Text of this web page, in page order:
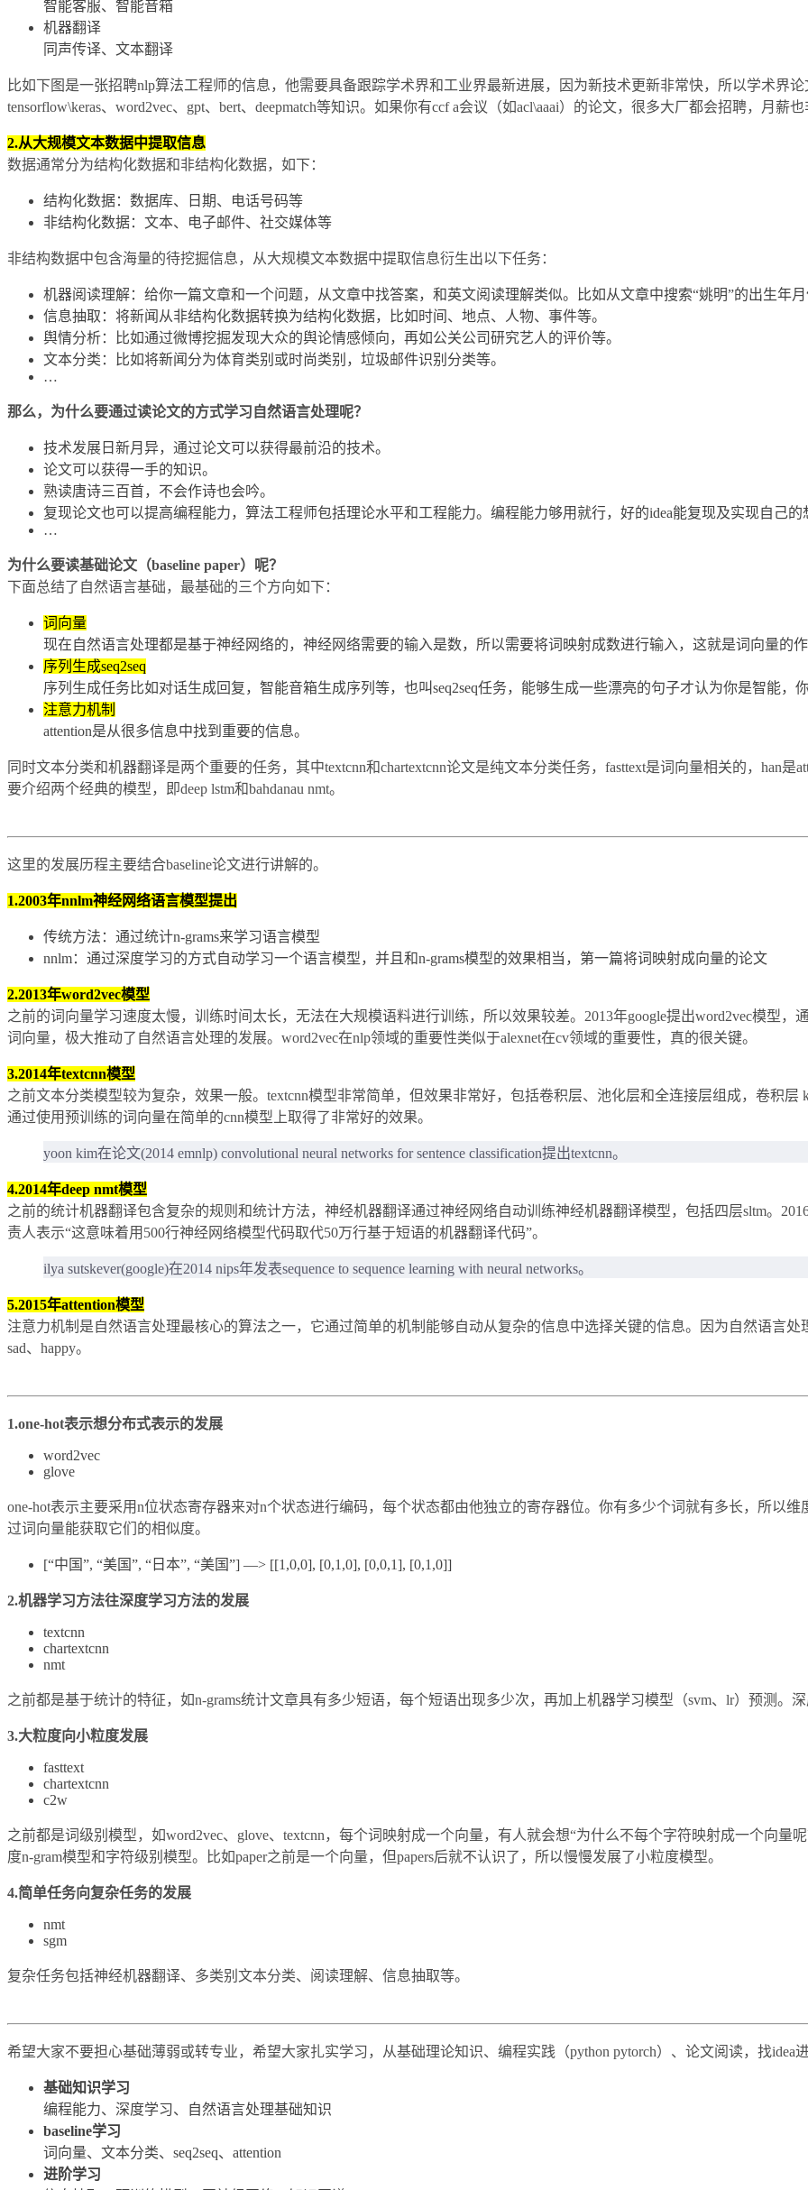
智能客服、智能音箱
机器翻译
同声传译、文本翻译
比如下图是一张招聘nlp算法工程师的信息，他需要具备跟踪学术界和工业界最新进展，因为新技术更新非常快，所以学术界论
tensorflow\keras、word2vec、gpt、bert、deepmatch等知识。如果你有ccf a会议（如acl\aaai）的论文，很多大厂都会招聘，月薪也
2.从大规模文本数据中提取信息
数据通常分为结构化数据和非结构化数据，如下：
结构化数据：数据库、日期、电话号码等
非结构化数据：文本、电子邮件、社交媒体等
非结构数据中包含海量的待挖掘信息，从大规模文本数据中提取信息衍生出以下任务：
机器阅读理解：给你一篇文章和一个问题，从文章中找答案，和英文阅读理解类似。比如从文章中搜索“姚明”的出生年月
信息抽取：将新闻从非结构化数据转换为结构化数据，比如时间、地点、人物、事件等。
舆情分析：比如通过微博挖掘发现大众的舆论情感倾向，再如公关公司研究艺人的评价等。
文本分类：比如将新闻分为体育类别或时尚类别，垃圾邮件识别分类等。
…
那么，为什么要通过读论文的方式学习自然语言处理呢？
技术发展日新月异，通过论文可以获得最前沿的技术。
论文可以获得一手的知识。
熟读唐诗三百首，不会作诗也会吟。
复现论文也可以提高编程能力，算法工程师包括理论水平和工程能力。编程能力够用就行，好的idea能复现及实现自己的
…
为什么要读基础论文（baseline paper）呢？
下面总结了自然语言基础，最基础的三个方向如下：
词向量
现在自然语言处理都是基于神经网络的，神经网络需要的输入是数，所以需要将词映射成数进行输入，这就是词向量的
序列生成seq2seq
序列生成任务比如对话生成回复，智能音箱生成序列等，也叫seq2seq任务，能够生成一些漂亮的句子才认为你是智能，
注意力机制
attention是从很多信息中找到重要的信息。
同时文本分类和机器翻译是两个重要的任务，其中textcnn和chartextcnn论文是纯文本分类任务，fasttext是词向量相关的，han
要介绍两个经典的模型，即deep lstm和bahdanau nmt。
这里的发展历程主要结合baseline论文进行讲解的。
1.2003年nnlm神经网络语言模型提出
传统方法：通过统计n-grams来学习语言模型
nnlm：通过深度学习的方式自动学习一个语言模型，并且和n-grams模型的效果相当，第一篇将词映射成向量的论文
2.2013年word2vec模型
之前的词向量学习速度太慢，训练时间太长，无法在大规模语料进行训练，所以效果较差。2013年google提出word2vec模型
词向量，极大推动了自然语言处理的发展。word2vec在nlp领域的重要性类似于alexnet在cv领域的重要性，真的很关键。
3.2014年textcnn模型
之前文本分类模型较为复杂，效果一般。textcnn模型非常简单，但效果非常好，包括卷积层、池化层和全连接层组成，卷积层
通过使用预训练的词向量在简单的cnn模型上取得了非常好的效果。
yoon kim在论文(2014 emnlp) convolutional neural networks for sentence classification提出textcnn。
4.2014年deep nmt模型
之前的统计机器翻译包含复杂的规则和统计方法，神经机器翻译通过神经网络自动训练神经机器翻译模型，包括四层sltm。
责人表示“这意味着用500行神经网络模型代码取代50万行基于短语的机器翻译代码”。
ilya sutskever(google)在2014 nips年发表sequence to sequence learning with neural networks。
5.2015年attention模型
注意力机制是自然语言处理最核心的算法之一，它通过简单的机制能够自动从复杂的信息中选择关键的信息。因为自然语言
sad、happy。
1.one-hot表示想分布式表示的发展
word2vec
glove
one-hot表示主要采用n位状态寄存器来对n个状态进行编码，每个状态都由他独立的寄存器位。你有多少个词就有多长，所以
过词向量能获取它们的相似度。
[“中国”, “美国”, “日本”, “美国”] —> [[1,0,0], [0,1,0], [0,0,1], [0,1,0]]
2.机器学习方法往深度学习方法的发展
textcnn
chartextcnn
nmt
之前都是基于统计的特征，如n-grams统计文章具有多少短语，每个短语出现多少次，再加上机器学习模型（svm、lr）预测。
3.大粒度向小粒度发展
fasttext
chartextcnn
c2w
之前都是词级别模型，如word2vec、glove、textcnn，每个词映射成一个向量，有人就会想“为什么不每个字符映射成一个向量
度n-gram模型和字符级别模型。比如paper之前是一个向量，但papers后就不认识了，所以慢慢发展了小粒度模型。
4.简单任务向复杂任务的发展
nmt
sgm
复杂任务包括神经机器翻译、多类别文本分类、阅读理解、信息抽取等。
希望大家不要担心基础薄弱或转专业，希望大家扎实学习，从基础理论知识、编程实践（python pytorch）、论文阅读，找idea进
基础知识学习
编程能力、深度学习、自然语言处理基础知识
baseline学习
词向量、文本分类、seq2seq、attention
进阶学习